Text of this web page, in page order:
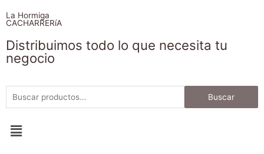
La Hormiga
CACHARRERíA
Distribuimos todo lo que necesita tu
negocio
Buscar